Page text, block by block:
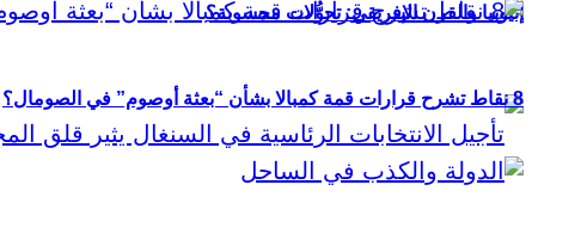
إثيوبيا والقرن الإفريقي: تحوُّلات محسوبة؟
8 نقاط تشرح قرارات قمة كمبالا بشأن “بعثة أوصوم” في الصومال؟